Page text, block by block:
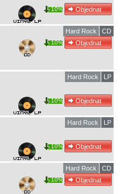
10%
CD
Hard Rock
10%
LP
Hard Rock
10%
LP
Hard Rock
10%
CD
Hard Rock
10%